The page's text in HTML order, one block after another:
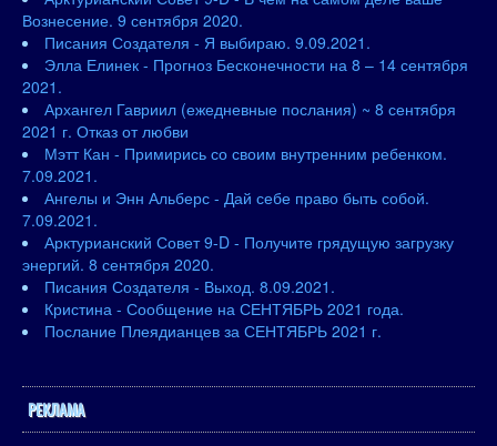
Вознесение. 9 сентября 2020.
Писания Создателя - Я выбираю. 9.09.2021.
Элла Елинек - Прогноз Бесконечности на 8 – 14 сентября
2021.
Архангел Гавриил (ежедневные послания) ~ 8 сентября
2021 г. Отказ от любви
Мэтт Кан - Примирись со своим внутренним ребенком.
7.09.2021.
Ангелы и Энн Альберс - Дай себе право быть собой.
7.09.2021.
Арктурианский Совет 9-D - Получите грядущую загрузку
энергий. 8 сентября 2020.
Писания Создателя - Выход. 8.09.2021.
Кристина - Сообщение на СЕНТЯБРЬ 2021 года.
Послание Плеядианцев за СЕНТЯБРЬ 2021 г.
РЕКЛАМА